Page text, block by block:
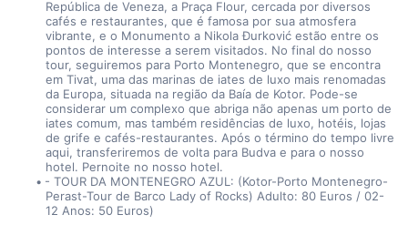
República de Veneza, a Praça Flour, cercada por diversos
cafés e restaurantes, que é famosa por sua atmosfera
vibrante, e o Monumento a Nikola Đurković estão entre os
pontos de interesse a serem visitados. No final do nosso
tour, seguiremos para Porto Montenegro, que se encontra
em Tivat, uma das marinas de iates de luxo mais renomadas
da Europa, situada na região da Baía de Kotor. Pode-se
considerar um complexo que abriga não apenas um porto de
iates comum, mas também residências de luxo, hotéis, lojas
de grife e cafés-restaurantes. Após o término do tempo livre
aqui, transferiremos de volta para Budva e para o nosso
hotel. Pernoite no nosso hotel.
- TOUR DA MONTENEGRO AZUL: (Kotor-Porto Montenegro-
Perast-Tour de Barco Lady of Rocks) Adulto: 80 Euros / 02-
12 Anos: 50 Euros)